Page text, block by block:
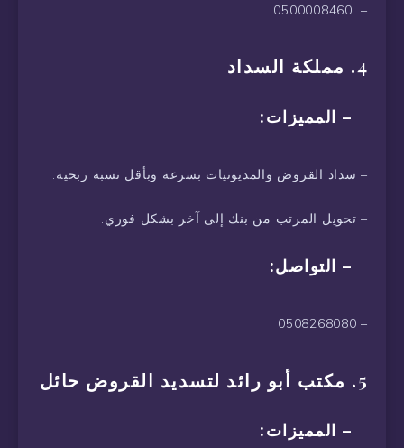
– 0500008460
4. مملكة السداد
– المميزات:
– سداد القروض والمديونيات بسرعة وبأقل نسبة ربحية.
– تحويل المرتب من بنك إلى آخر بشكل فوري.
– التواصل:
– 0508268080
5. مكتب أبو رائد لتسديد القروض حائل
– المميزات: